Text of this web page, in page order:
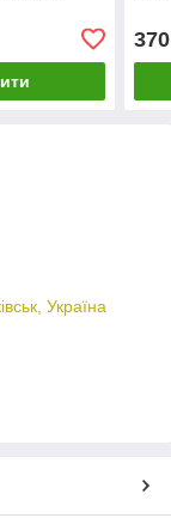
370
Україна